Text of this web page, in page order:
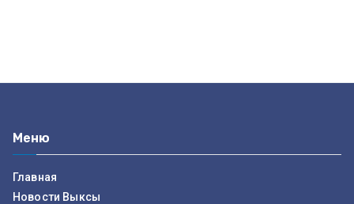
Меню
Главная
Новости Выксы